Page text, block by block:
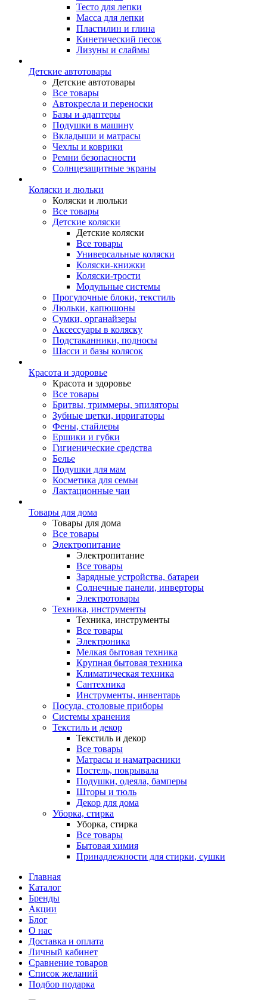
Тесто для лепки
Масса для лепки
Пластилин и глина
Кинетический песок
Лизуны и слаймы
Детские автотовары
Детские автотовары
Все товары
Автокресла и переноски
Базы и адаптеры
Подушки в машину
Вкладыши и матрасы
Чехлы и коврики
Ремни безопасности
Солнцезащитные экраны
Коляски и люльки
Коляски и люльки
Все товары
Детские коляски
Детские коляски
Все товары
Универсальные коляски
Коляски-книжки
Коляски-трости
Модульные системы
Прогулочные блоки, текстиль
Люльки, капюшоны
Сумки, органайзеры
Аксессуары в коляску
Подстаканники, подносы
Шасси и базы колясок
Красота и здоровье
Красота и здоровье
Все товары
Бритвы, триммеры, эпиляторы
Зубные щетки, ирригаторы
Фены, стайлеры
Ершики и губки
Гигиенические средства
Белье
Подушки для мам
Косметика для семьи
Лактационные чаи
Товары для дома
Товары для дома
Все товары
Электропитание
Электропитание
Все товары
Зарядные устройства, батареи
Солнечные панели, инверторы
Электротовары
Техника, инструменты
Техника, инструменты
Все товары
Электроника
Мелкая бытовая техника
Крупная бытовая техника
Климатическая техника
Сантехника
Инструменты, инвентарь
Посуда, столовые приборы
Системы хранения
Текстиль и декор
Текстиль и декор
Все товары
Матрасы и наматрасники
Постель, покрывала
Подушки, одеяла, бамперы
Шторы и тюль
Декор для дома
Уборка, стирка
Уборка, стирка
Все товары
Бытовая химия
Принадлежности для стирки, сушки
Главная
Каталог
Бренды
Акции
Блог
О нас
Доставка и оплата
Личный кабинет
Сравнение товаров
Список желаний
Подбор подарка